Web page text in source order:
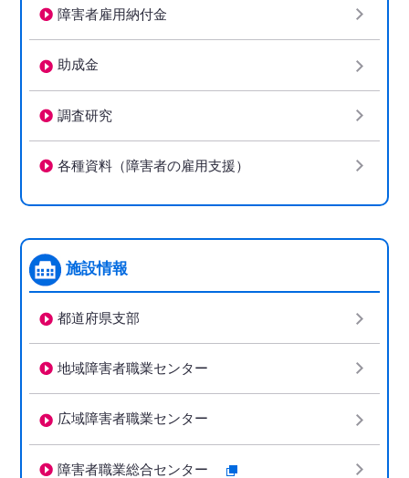
障害者雇用納付金
助成金
調査研究
各種資料（障害者の雇用支援）
施設情報
都道府県支部
地域障害者職業センター
広域障害者職業センター
障害者職業総合センター